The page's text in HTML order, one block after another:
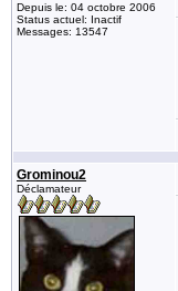
Depuis le: 04 octobre 2006
Status actuel: Inactif
Messages: 13547
Grominou2
Déclamateur